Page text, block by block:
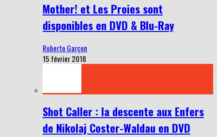
Mother! et Les Proies sont
disponibles en DVD & Blu-Ray
Roberto Garçon
15 février 2018
Shot Caller : la descente aux Enfers
de Nikolaj Coster-Waldau en DVD